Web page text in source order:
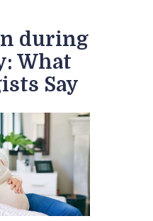
during
What
Say